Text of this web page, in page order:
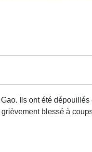
Ils ont été dépouillés
blessé à